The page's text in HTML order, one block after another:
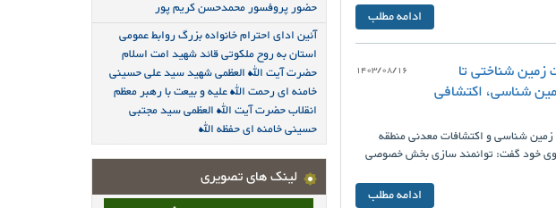
ادامه مطلب
شناختی تا
شناسی، اکتشافی
شناسی و اکتشافات معدنی منطقه
روی خود گفت: توانمند سازی بخش خصوصی
ادامه مطلب
1403/08/16
حضور پروفسور محمدحسن کریم پور
آئین ادای احترام خانواده بزرگ روابط عمومی
استان به روح ملکوتی قائد شهید امت اسلام
حضرت آیت الله العظمی شهید سید علی حسینی
خامنه ای رحمت الله علیه و بیعت با رهبر معظم
انقلاب حضرت آیت الله العظمی سید مجتبی
حسینی خامنه ای حفظه الله
لینک های تصویری